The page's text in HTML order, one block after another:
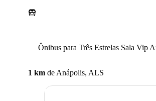
Ônibus para Três Estrelas Sala Vip
1 km de Anápolis, ALS